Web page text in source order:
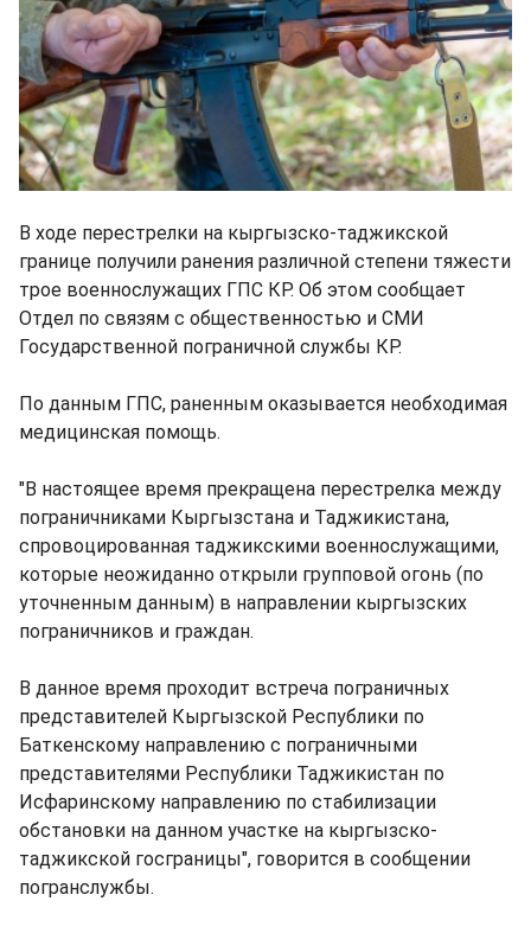
В ходе перестрелки на кыргызско-таджикской
границе получили ранения различной степени тяжести
трое военнослужащих ГПС КР. Об этом сообщает
Отдел по связям с общественностью и СМИ
Государственной пограничной службы КР.
По данным ГПС, раненным оказывается необходимая
медицинская помощь.
"В настоящее время прекращена перестрелка между
пограничниками Кыргызстана и Таджикистана,
спровоцированная таджикскими военнослужащими,
которые неожиданно открыли групповой огонь (по
уточненным данным) в направлении кыргызских
пограничников и граждан.
В данное время проходит встреча пограничных
представителей Кыргызской Республики по
Баткенскому направлению с пограничными
представителями Республики Таджикистан по
Исфаринскому направлению по стабилизации
обстановки на данном участке на кыргызско-
таджикской госграницы", говорится в сообщении
погранслужбы.